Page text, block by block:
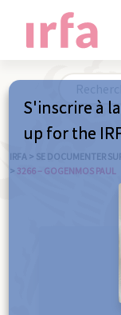
IRFA > SE DOCUMENTER
> 3266 – GOGENMOS PAUL
S'inscrire à
up for the